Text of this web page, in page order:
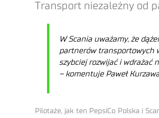
Transport niezależny od
W Scania uważamy, że
partnerów transportowych
szybciej rozwijać i wdrażać
– komentuje Paweł
Pilotaże, jak ten PepsiCo Polska i